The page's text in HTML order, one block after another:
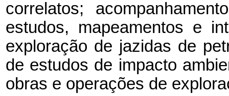
correlatos;
estudos, mapeamentos e
exploração de jazidas de
de estudos de impacto
obras e operações de